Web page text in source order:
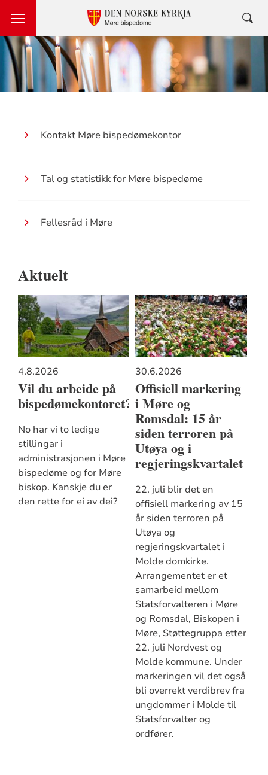
Kontakt Møre bispedømekontor
Tal og statistikk for Møre bispedøme
Fellesråd i Møre
Aktuelt
4.8.2026
Vil du arbeide på
bispedømekontoret?
No har vi to ledige
stillingar i
administrasjonen i Møre
bispedøme og for Møre
biskop. Kanskje du er
den rette for ei av dei?
30.6.2026
Offisiell markering
i Møre og
Romsdal: 15 år
siden terroren på
Utøya og i
regjeringskvartalet
22. juli blir det en
offisiell markering av 15
år siden terroren på
Utøya og
regjeringskvartalet i
Molde domkirke.
Arrangementet er et
samarbeid mellom
Statsforvalteren i Møre
og Romsdal, Biskopen i
Møre, Støttegruppa etter
22. juli Nordvest og
Molde kommune. Under
markeringen vil det også
bli overrekt verdibrev fra
ungdommer i Molde til
Statsforvalter og
ordfører.